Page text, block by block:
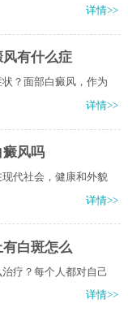
详情>>
有什么症
？面部白癜风，作为
详情>>
癜风吗
代社会，健康和外貌
详情>>
白斑怎么
疗？每个人都对自己
详情>>